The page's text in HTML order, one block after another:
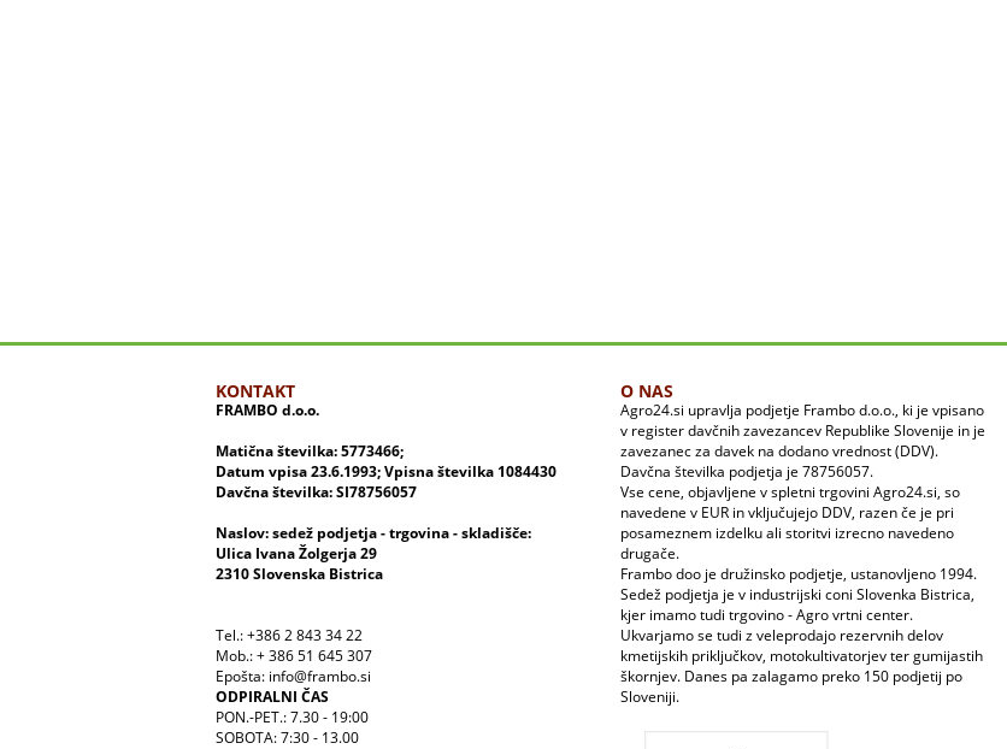
KONTAKT
FRAMBO d.o.o.
Matična številka: 5773466;
Datum vpisa 23.6.1993; Vpisna številka 1084430
Davčna številka: SI78756057
Naslov: sedež podjetja - trgovina - skladišče:
Ulica Ivana Žolgerja 29
2310 Slovenska Bistrica
Tel.: +386 2 843 34 22
Mob.: + 386 51 645 307
Epošta: info@frambo.si
ODPIRALNI ČAS
PON.-PET.: 7.30 - 19:00
SOBOTA: 7:30 - 13.00
O NAS
Agro24.si upravlja podjetje Frambo d.o.o., ki je vpisano
v register davčnih zavezancev Republike Slovenije in je
zavezanec za davek na dodano vrednost (DDV).
Davčna številka podjetja je 78756057.
Vse cene, objavljene v spletni trgovini Agro24.si, so
navedene v EUR in vključujejo DDV, razen če je pri
posameznem izdelku ali storitvi izrecno navedeno
drugače.
Frambo doo je družinsko podjetje, ustanovljeno 1994.
Sedež podjetja je v industrijski coni Slovenka Bistrica,
kjer imamo tudi trgovino - Agro vrtni center.
Ukvarjamo se tudi z veleprodajo rezervnih delov
kmetijskih priključkov, motokultivatorjev ter gumijastih
škornjev. Danes pa zalagamo preko 150 podjetij po
Sloveniji.